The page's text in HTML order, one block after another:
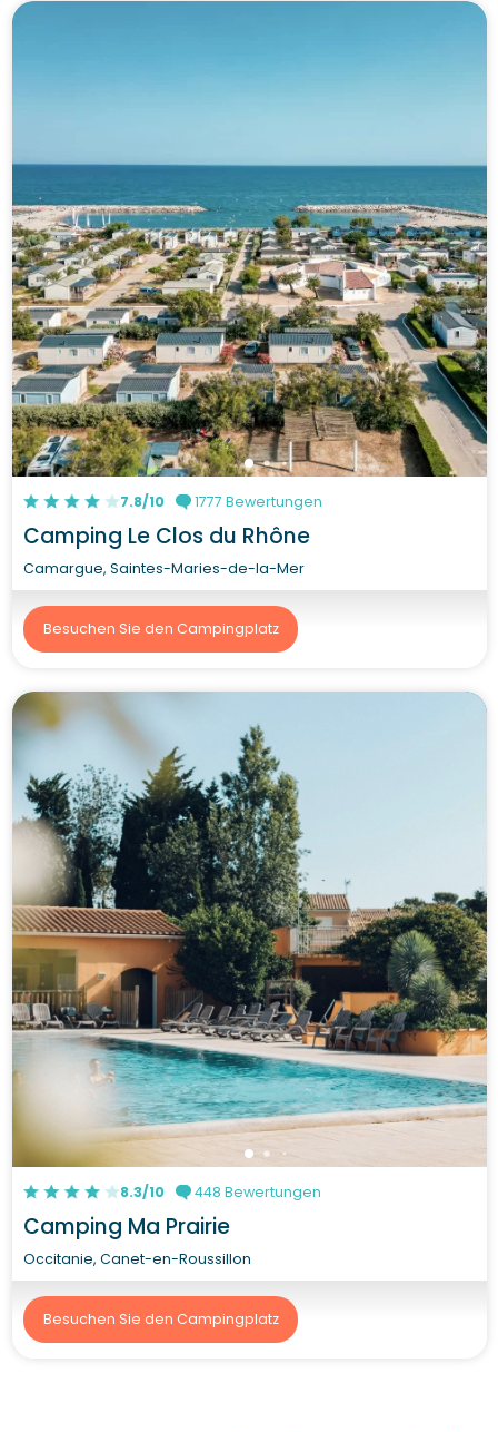
7.8/10 1777 Bewertungen
Camping Le Clos du Rhône
Camargue, Saintes-Maries-de-la-Mer
Besuchen Sie den Campingplatz
8.3/10 448 Bewertungen
Camping Ma Prairie
Occitanie, Canet-en-Roussillon
Besuchen Sie den Campingplatz